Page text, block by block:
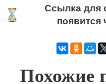
Ссылка для
появится
Похожие